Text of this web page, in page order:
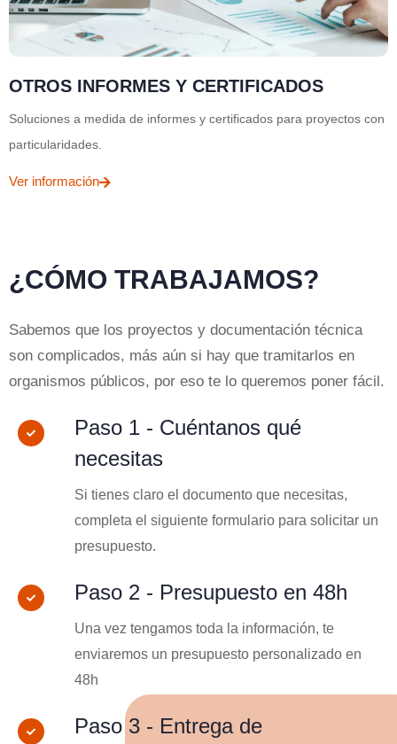
OTROS INFORMES Y CERTIFICADOS
Soluciones a medida de informes y certificados para proyectos con
particularidades.
Ver información
¿CÓMO TRABAJAMOS?
Sabemos que los proyectos y documentación técnica
son complicados, más aún si hay que tramitarlos en
organismos públicos, por eso te lo queremos poner fácil.
Paso 1 - Cuéntanos qué
necesitas
Si tienes claro el documento que necesitas,
completa el siguiente formulario para solicitar un
presupuesto.
Paso 2 - Presupuesto en 48h
Una vez tengamos toda la información, te
enviaremos un presupuesto personalizado en
48h
Paso 3 - Entrega de